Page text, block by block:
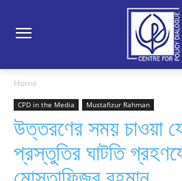
Home
CPD in the Media Mustafizur Rahman
উত্তরণের সময় চাওয়া
প্রস্তুতির ঘাটতি